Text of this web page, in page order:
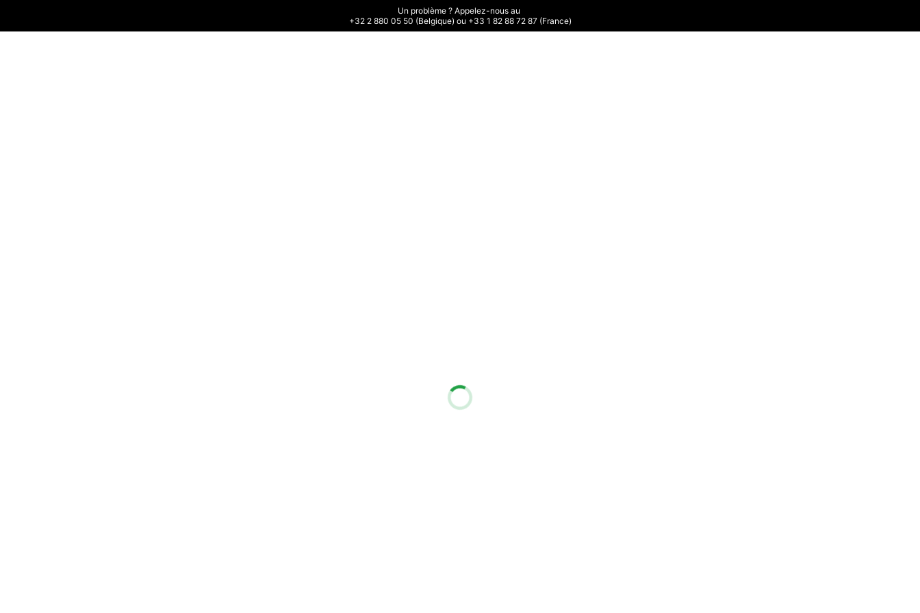
Un problème ? Appelez-nous au
+32 2 880 05 50 (Belgique) ou +33 1 82 88 72 87 (France)